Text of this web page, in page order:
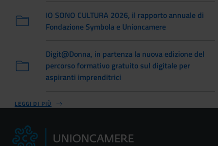
IO SONO CULTURA 2026, il rapporto annuale di
Fondazione Symbola e Unioncamere
Digit@Donna, in partenza la nuova edizione del
percorso formativo gratuito sul digitale per
aspiranti imprenditrici
LEGGI DI PIÙ